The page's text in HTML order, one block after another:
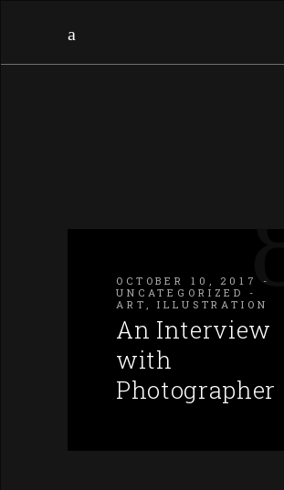
OCTOBER 10, 2017
UNCATEGORIZED
ART ,ILLUSTRATION
An Interview
with
Photographer